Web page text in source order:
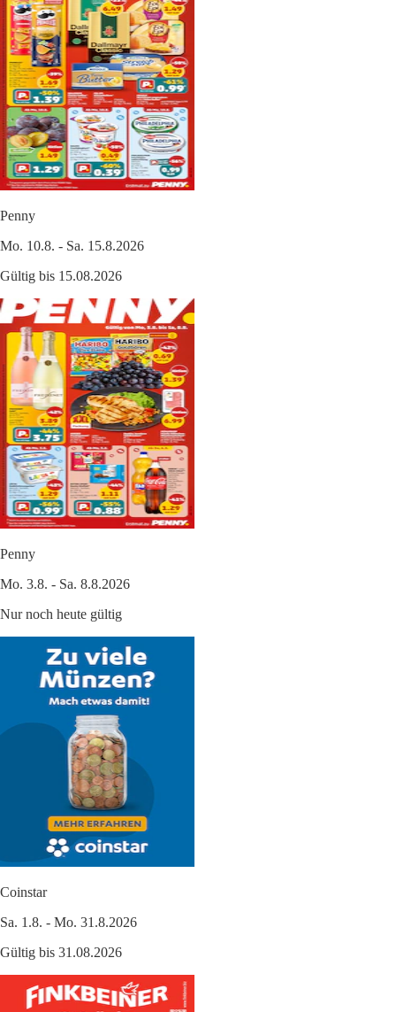
Penny
Mo. 10.8. - Sa. 15.8.2026
Gültig bis 15.08.2026
Penny
Mo. 3.8. - Sa. 8.8.2026
Nur noch heute gültig
Coinstar
Sa. 1.8. - Mo. 31.8.2026
Gültig bis 31.08.2026